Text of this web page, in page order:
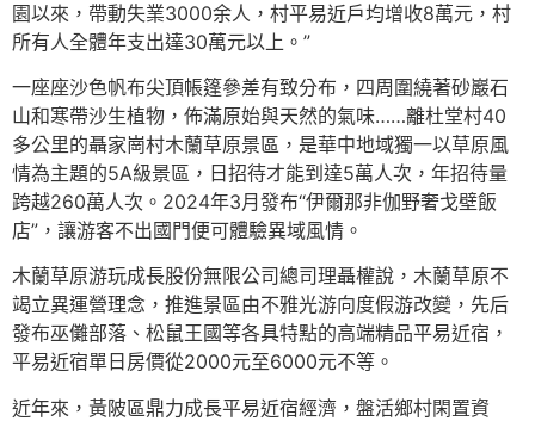
園以來，帶動失業3000余人，村平易近戶均增收8萬元，村
所有人全體年支出達30萬元以上。”
一座座沙色帆布尖頂帳篷參差有致分布，四周圍繞著砂巖石
山和寒帶沙生植物，佈滿原始與天然的氣味……離杜堂村40
多公里的聶家崗村木蘭草原景區，是華中地域獨一以草原風
情為主題的5A級景區，日招待才能到達5萬人次，年招待量
跨越260萬人次。2024年3月發布“伊爾那非伽野奢戈壁飯
店”，讓游客不出國門便可體驗異域風情。
木蘭草原游玩成長股份無限公司總司理聶權說，木蘭草原不
竭立異運營理念，推進景區由不雅光游向度假游改變，先后
發布巫儺部落、松鼠王國等各具特點的高端精品平易近宿，
平易近宿單日房價從2000元至6000元不等。
近年來，黃陂區鼎力成長平易近宿經濟，盤活鄉村閑置資